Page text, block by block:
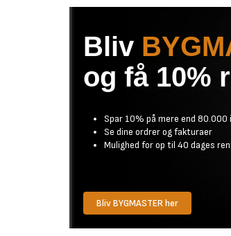
Bliv
og få 10%
Spar 10% på mere end
Se dine ordrer og fakturaer
Mulighed for op til 40 dages
Bliv BYGMASTER her